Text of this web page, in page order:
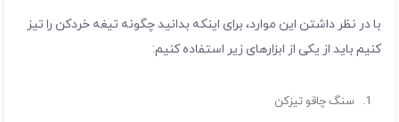
با در نظر داشتن این موارد، برای اینکه بدانید چگونه تیغه خردکن را تیز
کنیم باید از یکی از ابزارهای زیر استفاده کنیم:
سنگ چاقو تیزکن